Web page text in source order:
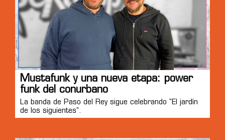
Mustafunk y una nueva etapa: power
funk del conurbano
La banda de Paso del Rey sigue celebrando "El jardín
de los siguientes".